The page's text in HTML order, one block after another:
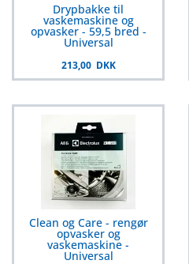
Drypbakke til
vaskemaskine og
opvasker - 59,5 bred -
Universal
213,00 DKK
Clean og Care - rengør
opvasker og
vaskemaskine -
Universal